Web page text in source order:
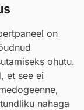
on
ohutu.
et see ei
nahaga